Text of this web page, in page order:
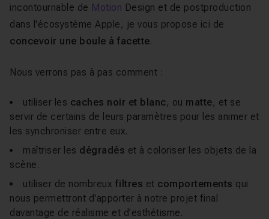
incontournable de Motion Design et de postproduction
dans l'écosystème Apple, je vous propose ici de
concevoir une boule à facette.
Nous verrons pas à pas comment :
utiliser les caches noir et blanc, ou matte, et se
servir de certains de leurs paramètres pour les animer et
les synchroniser entre eux.
maîtriser les dégradés et à coloriser les objets de la
scène.
utiliser de nombreux filtres et comportements qui
nous permettront d'apporter à notre projet final
davantage de réalisme et d'esthétisme.